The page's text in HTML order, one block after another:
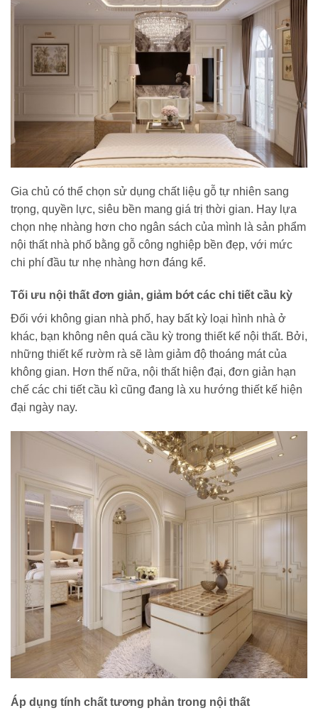
Gia chủ có thể chọn sử dụng chất liệu gỗ tự nhiên sang
trọng, quyền lực, siêu bền mang giá trị thời gian. Hay lựa
chọn nhẹ nhàng hơn cho ngân sách của mình là sản phẩm
nội thất nhà phố bằng gỗ công nghiệp bền đẹp, với mức
chi phí đầu tư nhẹ nhàng hơn đáng kể.
Tối ưu nội thất đơn giản, giảm bớt các chi tiết cầu kỳ
Đối với không gian nhà phố, hay bất kỳ loại hình nhà ở
khác, bạn không nên quá cầu kỳ trong thiết kế nội thất. Bởi,
những thiết kế rườm rà sẽ làm giảm độ thoáng mát của
không gian. Hơn thế nữa, nội thất hiện đại, đơn giản hạn
chế các chi tiết cầu kì cũng đang là xu hướng thiết kế hiện
đại ngày nay.
Áp dụng tính chất tương phản trong nội thất